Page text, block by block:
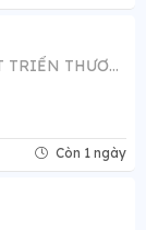
CÔNG TY TNHH TƯ VẤN VÀ PHÁT TRIỂN THƯƠNG HIỆU AMC VIỆT NAM
Còn 1 ngày